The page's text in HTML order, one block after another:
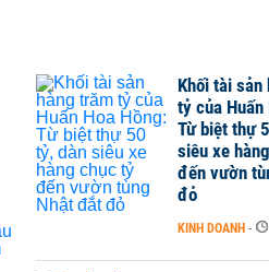
Khối tài sản
tỷ của Huấn
Từ biệt thự
siêu xe
đến vườn
đỏ
KINH DOANH -